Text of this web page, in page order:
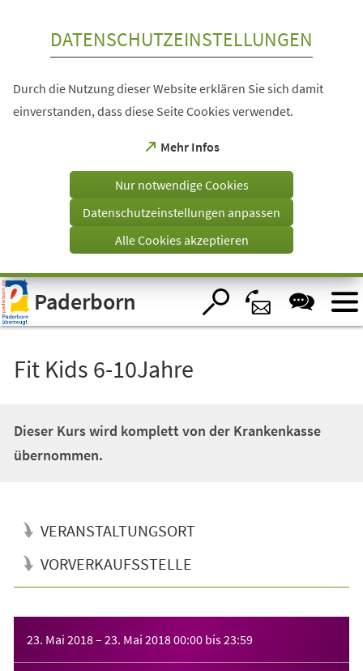
Visuelle
Assistenzsoftware
öffnen.
DATENSCHUTZEINSTELLUNGEN
Durch die Nutzung dieser Website erklären Sie sich damit
einverstanden, dass diese Seite Cookies verwendet.
Mehr Infos
(Öffnet
einem
Tab)
Nur notwendige Cookies
Datenschutzeinstellungen anpassen
Alle Cookies akzeptieren
Paderborn
Fit Kids 6-10Jahre
Dieser Kurs wird komplett von der Krankenkasse
übernommen.
VERANSTALTUNGSORT
VORVERKAUFSSTELLE
23. Mai 2018– 23. Mai 201800:00 bis23:59